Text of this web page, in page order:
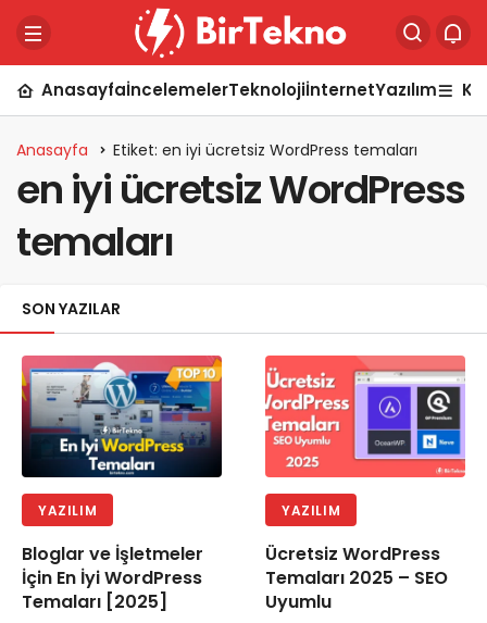
AnasayfaİncelemelerTeknolojiİnternetYazılım
Anasayfa Etiket: en iyi ücretsiz WordPress temaları
en iyi ücretsiz WordPress
temaları
SON YAZILAR
YAZILIM
Bloglar ve İşletmeler
İçin En İyi WordPress
Temaları [2025]
YAZILIM
Ücretsiz WordPress
Temaları 2025 – SEO
Uyumlu